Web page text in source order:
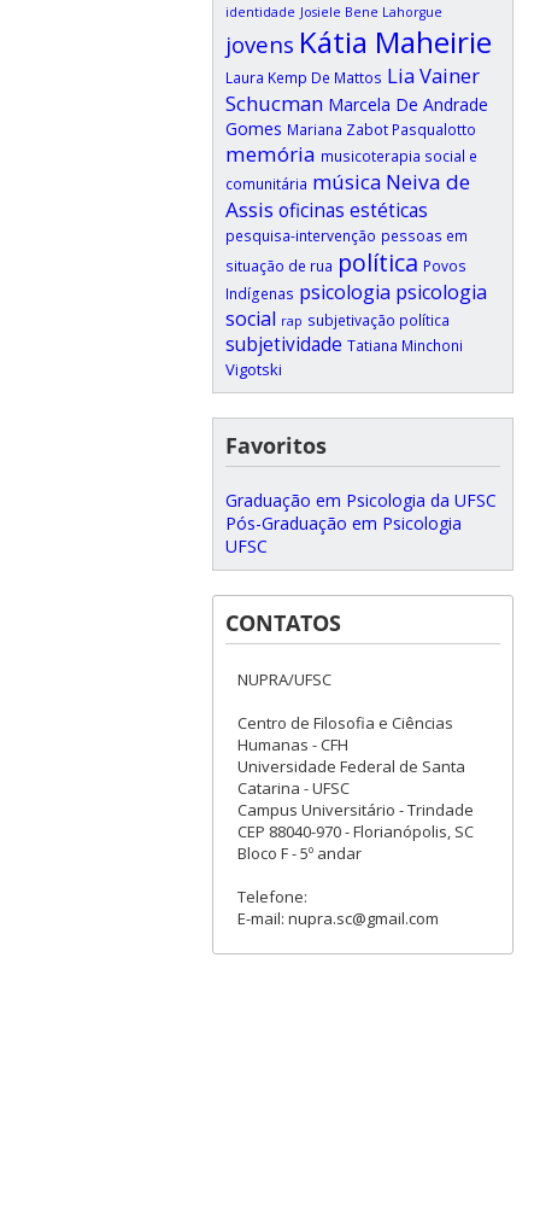
identidade Josiele Bene Lahorgue
jovens Kátia Maheirie
Laura Kemp De Mattos Lia Vainer
Schucman Marcela De Andrade
Gomes Mariana Zabot Pasqualotto
memória musicoterapia social e
comunitária música Neiva de
Assis oficinas estéticas
pesquisa-intervenção pessoas em
situação de rua política Povos
Indígenas psicologia psicologia
social rap subjetivação política
subjetividade Tatiana Minchoni
Vigotski
Favoritos
Graduação em Psicologia da UFSC
Pós-Graduação em Psicologia
UFSC
CONTATOS
NUPRA/UFSC
Centro de Filosofia e Ciências
Humanas - CFH
Universidade Federal de Santa
Catarina - UFSC
Campus Universitário - Trindade
CEP 88040-970 - Florianópolis, SC
Bloco F - 5º andar
Telefone:
E-mail: nupra.sc@gmail.com